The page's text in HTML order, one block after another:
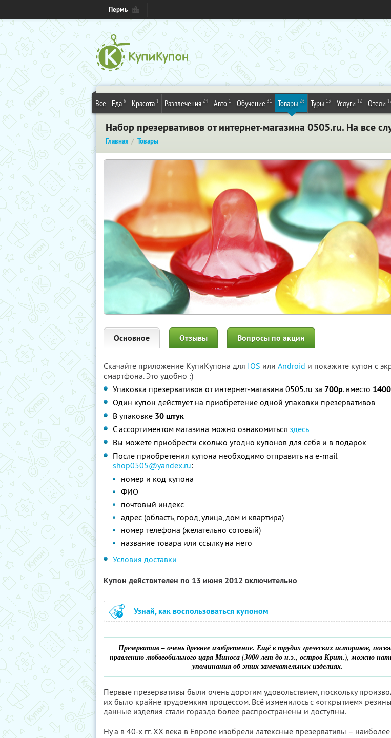
Пермь
Все Еда 6 Красота 1 Развлечения 24 Авто 1 Обучение 31 Товары 26 Туры 13 Услуги 12 Отели
Набор презервативов от интернет-магазина 0505.ru. На все
Главная Товары
Основное Отзывы Вопросы по акции
Скачайте приложение КупиКупона для IOS или Android и покажите купон с
смартфона. Это удобно :)
Упаковка презервативов от интернет-магазина 0505.ru за 700р. вместо
Один купон действует на приобретение одной упаковки презервативов
В упаковке 30 штук
С ассортиментом магазина можно ознакомиться здесь
Вы можете приобрести сколько угодно купонов для себя и в подарок
После приобретения купона необходимо отправить на e-mail
shop0505@yandex.ru:
номер и код купона
ФИО
почтовый индекс
адрес (область, город, улица, дом и квартира)
номер телефона (желательно сотовый)
название товара или ссылку на него
Условия доставки
Купон действителен по 13 июня 2012 включительно
Узнай, как воспользоваться купоном
Презерватив – очень древнее изобретение. Ещё в трудах греческих историков,
правлению любвеобильного царя Миноса (3000 лет до н.э., остров Крит.), можно
упоминания об этих замечательных изделиях.
Первые презервативы были очень дорогим удовольствием, поскольку
их было крайне трудоемким процессом. Всё изменилось с «открытием»
данные изделия стали гораздо более распространены и доступны.
Ну а в 40-х гг. ХХ века в Европе изобрели латексные презервативы – наиболее